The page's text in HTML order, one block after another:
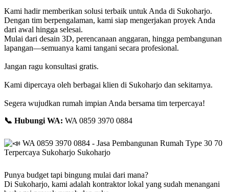
Kami hadir memberikan solusi terbaik untuk Anda di Sukoharjo.
Dengan tim berpengalaman, kami siap mengerjakan proyek Anda
dari awal hingga selesai.
Mulai dari desain 3D, perencanaan anggaran, hingga pembangunan
lapangan—semuanya kami tangani secara profesional.
Jangan ragu konsultasi gratis.
Kami dipercaya oleh berbagai klien di Sukoharjo dan sekitarnya.
Segera wujudkan rumah impian Anda bersama tim terpercaya!
📞 Hubungi WA: WA 0859 3970 0884
Punya budget tapi bingung mulai dari mana?
Di Sukoharjo, kami adalah kontraktor lokal yang sudah menangani